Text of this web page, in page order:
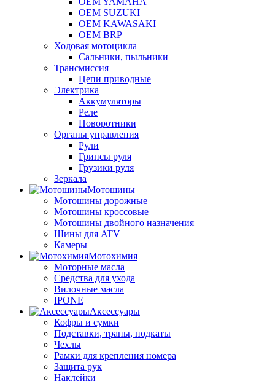
OEM SUZUKI
OEM KAWASAKI
OEM BRP
Ходовая мотоцикла
Сальники, пыльники
Трансмиссия
Цепи приводные
Электрика
Аккумуляторы
Реле
Поворотники
Органы управления
Рули
Грипсы руля
Грузики руля
Зеркала
Мотошины
Мотошины дорожные
Мотошины кроссовые
Мотошины двойного назначения
Шины для ATV
Камеры
Мотохимия
Моторные масла
Средства для ухода
Вилочные масла
IPONE
Аксессуары
Кофры и сумки
Подставки, трапы, подкаты
Чехлы
Рамки для крепления номера
Защита рук
Наклейки